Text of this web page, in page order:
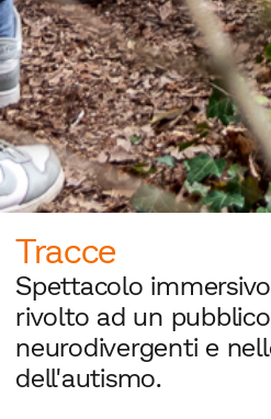
Tracce
Spettacolo immersivo
rivolto ad un pubblico
neurodivergenti e
dell'autismo.